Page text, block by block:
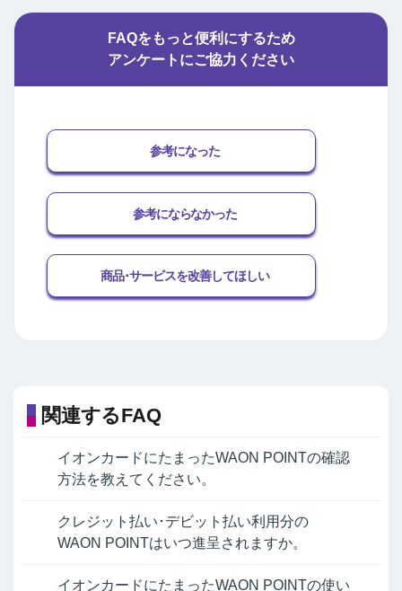
FAQをもっと便利にするため
アンケートにご協力ください
参考になった
参考にならなかった
商品･サービスを改善してほしい
関連するFAQ
イオンカードにたまったWAON POINTの確認
方法を教えてください。
クレジット払い･デビット払い利用分の
WAON POINTはいつ進呈されますか。
イオンカードにたまったWAON POINTの使い